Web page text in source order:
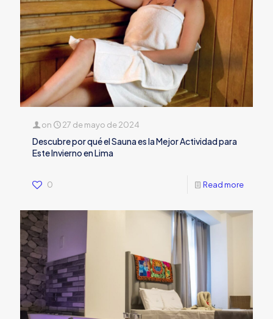
on 27 de mayo de 2024
Descubre por qué el Sauna es la Mejor Actividad para
Este Invierno en Lima
0 Read more